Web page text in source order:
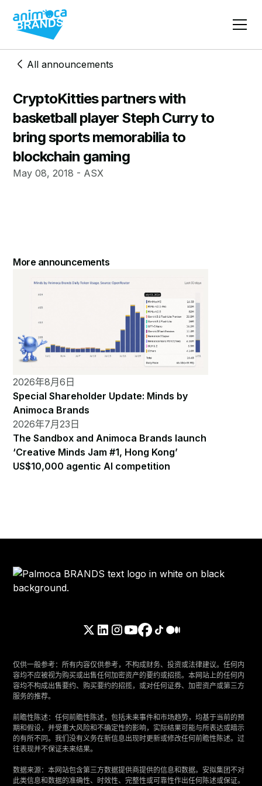
All announcements
CryptoKitties partners with
basketball player Steph Curry to
bring sports memorabilia to
blockchain gaming
May 08, 2018 - ASX
More announcements
2026年8月6日
Special Shareholder Update: Minds by
Animoca Brands
2026年7月23日
The Sandbox and Animoca Brands launch
‘Creative Minds Jam #1, Hong Kong’
US$10,000 agentic AI competition
仅供一般参考：所有内容仅供参考，不构成财务、投资或法律建议。任何内
容均不应被视为购买或出售任何加密资产的要约或招揽。本网站上的任何内
容均不构成出售要约、购买要约的招揽，或对任何证券、加密资产或第三方
服务的推荐。
‍前瞻性陈述：任何前瞻性陈述，包括未来事件和市场趋势，均基于当前的预
期和假设，并受重大风险和不确定性的影响，实际结果可能与所表达或暗示
的有所不同。我们没有义务在新信息出现时更新或修改任何前瞻性陈述。过
往表现并不保证未来结果。
‍数据来源：本网站包含第三方数据提供商提供的信息和数据。安拟集团不对
此类信息和数据的准确性、时效性、完整性或可靠性作出任何陈述或保证。